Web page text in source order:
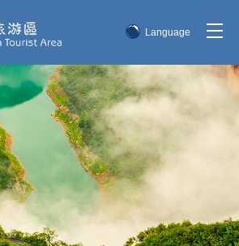
Language
English
한국어
日本語